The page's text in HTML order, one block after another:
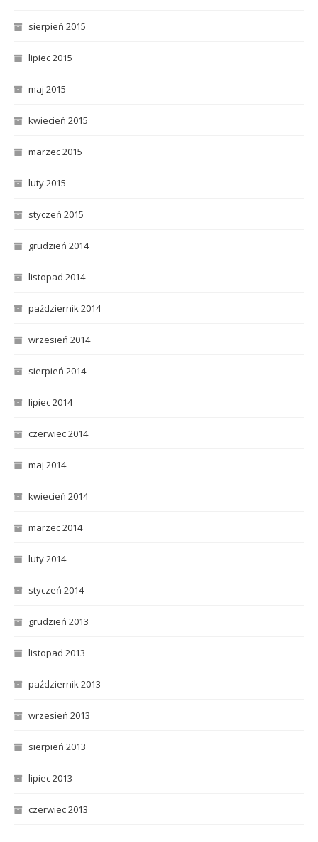
sierpień 2015
lipiec 2015
maj 2015
kwiecień 2015
marzec 2015
luty 2015
styczeń 2015
grudzień 2014
listopad 2014
październik 2014
wrzesień 2014
sierpień 2014
lipiec 2014
czerwiec 2014
maj 2014
kwiecień 2014
marzec 2014
luty 2014
styczeń 2014
grudzień 2013
listopad 2013
październik 2013
wrzesień 2013
sierpień 2013
lipiec 2013
czerwiec 2013